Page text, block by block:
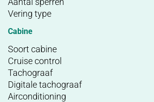
Vering type
Cabine
Soort cabine
Cruise control
Tachograaf
Digitale tachograaf
Airconditioning